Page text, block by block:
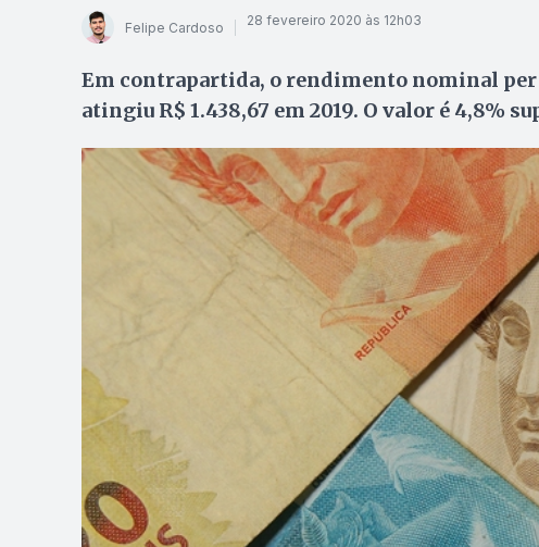
Felipe Cardoso 28 fevereiro 2020 às 12h03
Em contrapartida, o rendimento nominal
atingiu R$ 1.438,67 em 2019. O valor é 4,8%